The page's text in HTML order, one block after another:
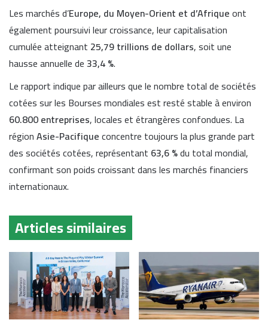
Les marchés d’Europe, du Moyen-Orient et d’Afriqueont
également poursuivi leur croissance, leur capitalisation
cumulée atteignant 25,79 trillions de dollars, soit une
hausse annuelle de33,4 %.
Le rapport indique par ailleurs que le nombre total de sociétés
cotées sur les Bourses mondiales est resté stable à environ
60.800 entreprises, locales et étrangères confondues. La
régionAsie-Pacifiqueconcentre toujours la plus grande part
des sociétés cotées, représentant 63,6 %du total mondial,
confirmant son poids croissant dans les marchés financiers
internationaux.
Articles similaires